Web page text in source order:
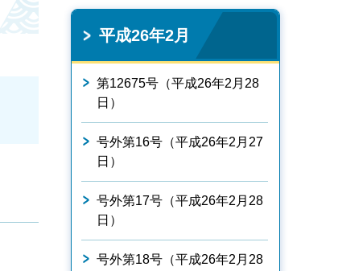
平成26年2月
第12675号（平成26年2月28
日）
号外第16号（平成26年2月27
日）
号外第17号（平成26年2月28
日）
号外第18号（平成26年2月28